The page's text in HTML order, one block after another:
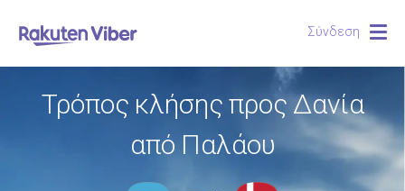
Σύνδεση
Τρόπος κλήσης προς Δανία
από Παλάου